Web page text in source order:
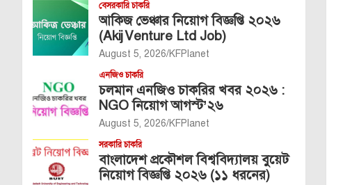
বেসরকারি চাকরি
আকিজ ভেঞ্চার নিয়োগ বিজ্ঞপ্তি ২০২৬
(Akij Venture Ltd Job)
August 5, 2026 KFPlanet
এনজিও চাকরি
চলমান এনজিও চাকরির খবর ২০২৬ :
NGO নিয়োগ আগস্ট’২৬
August 5, 2026 KFPlanet
সরকারি চাকরি
বাংলাদেশ প্রকৌশল বিশ্ববিদ্যালয় বুয়েট
নিয়োগ বিজ্ঞপ্তি ২০২৬ (১১ ধরনের)